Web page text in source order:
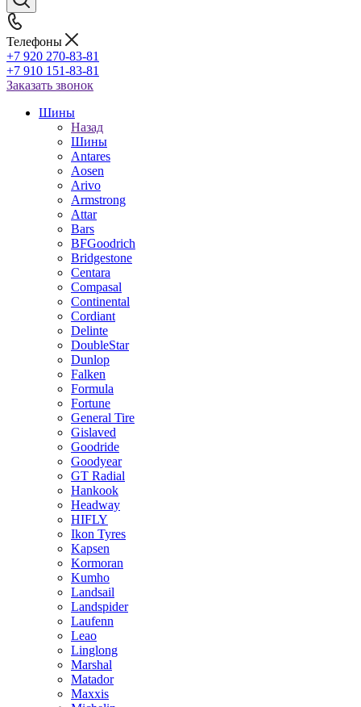
Телефоны
+7 920 270-83-81
+7 910 151-83-81
Заказать звонок
Шины
Назад
Шины
Antares
Aosen
Arivo
Armstrong
Attar
Bars
BFGoodrich
Bridgestone
Centara
Compasal
Continental
Cordiant
Delinte
DoubleStar
Dunlop
Falken
Formula
Fortune
General Tire
Gislaved
Goodride
Goodyear
GT Radial
Hankook
Headway
HIFLY
Ikon Tyres
Kapsen
Kormoran
Kumho
Landsail
Landspider
Laufenn
Leao
Linglong
Marshal
Matador
Maxxis